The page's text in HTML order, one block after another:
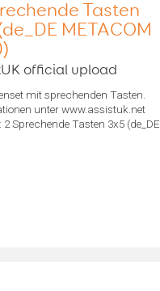
Tasten
METACOM
official upload
mit sprechenden Tasten.
unter www.assistuk.net
2 Sprechende Tasten 3x5 (de_DE